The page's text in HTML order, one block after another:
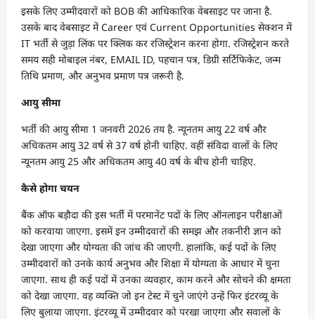
इसके लिए उम्मीदवारों को BOB की आधिकारिक वेबसाइट पर जाना है.
उसके बाद वेबसाइट में Career एवं Current Opportunities सेक्शन में
IT भर्ती से जुड़ा लिंक पर क्लिक कर रजिस्ट्रेशन करना होगा. रजिस्ट्रेशन करते
समय सही मोबाइल नंबर, EMAIL ID, पहचान पत्र, डिग्री सर्टिफिकेट, जन्म
तिथि प्रमाण, और अनुभव प्रमाण पत्र जरूरी है.
आयु सीमा
भर्ती की आयु सीमा 1 जनवरी 2026 तय है. न्यूनतम आयु 22 वर्ष और
अधिकतम आयु 32 वर्ष से 37 वर्ष होनी चाहिए. वहीं संविदा वालों के लिए
न्यूनतम आयु 25 और अधिकतम आयु 40 वर्ष के बीच होनी चाहिए.
कैसे होगा चयन
बैंक ऑफ बड़ौदा की इस भर्ती में परमानेंट पदों के लिए ऑनलाइन परीक्षाओं
को करवाया जाएगा. इसमें इन उम्मीदवारों की समझ और तकनीरी ज्ञान को
देखा जाएगा और योग्यता की जांच की जाएगी. हालांकि, कई पदों के लिए
उम्मीदवारों को उनके कार्य अनुभव और शिक्षा में योग्यता के आधार में चुना
जाएगा. साथ ही कई पदों में उनका व्यवहार, काम करने और सोचने की क्षमता
को देखा जाएगा. वह व्यक्ति जो इन टेस्ट में चुने जाएंगे उन्हें फिर इंटरव्यू के
लिए बुलाया जाएगा. इंटरव्यू में उम्मीदवार को परखा जाएगा और सवालों के